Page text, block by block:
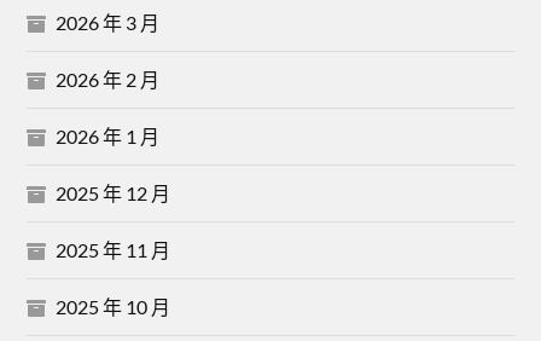
2026 年 3 月
2026 年 2 月
2026 年 1 月
2025 年 12 月
2025 年 11 月
2025 年 10 月